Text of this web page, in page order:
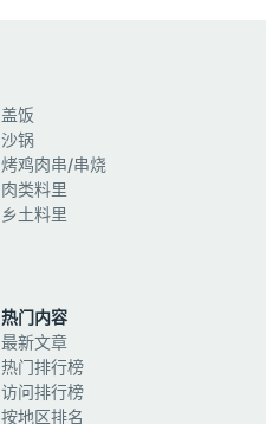
盖饭
沙锅
烤鸡肉串/串烧
肉类料里
乡土料里
热门内容
最新文章
热门排行榜
访问排行榜
按地区排名